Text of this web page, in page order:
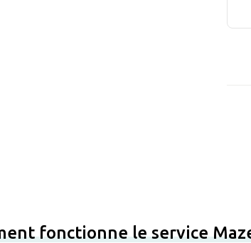
fonctionne le service